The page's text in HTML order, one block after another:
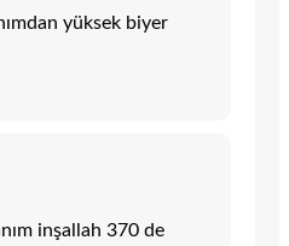
yüksek biyer
inşallah 370 de